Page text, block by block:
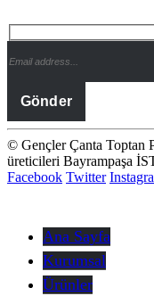
© Gençler Çanta Toptan
üreticileri Bayrampaşa
Facebook Twitter
Ana Sayfa
Kurumsal
Ürünler